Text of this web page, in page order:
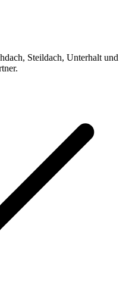
Steildach, Unterhalt und